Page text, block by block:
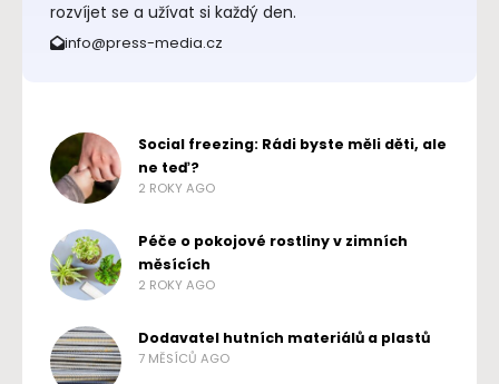
rozvíjet se a užívat si každý den.
info@press-media.cz
Social freezing: Rádi byste měli děti, ale
ne teď?
2 ROKY AGO
Péče o pokojové rostliny v zimních
měsících
2 ROKY AGO
Dodavatel hutních materiálů a plastů
7 MĚSÍCŮ AGO